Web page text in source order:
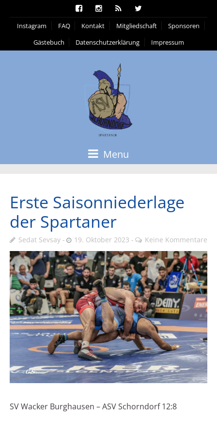
Instagram FAQ Kontakt Mitgliedschaft
Sponsoren
Gästebuch
Datenschutzerklärung Impressum
Menu
Erste Saisonniederlage
der Spartaner
Sedat Sevsay 19. Oktober 2023 Keine Kommentare
SV Wacker Burghausen – ASV Schorndorf 12:8